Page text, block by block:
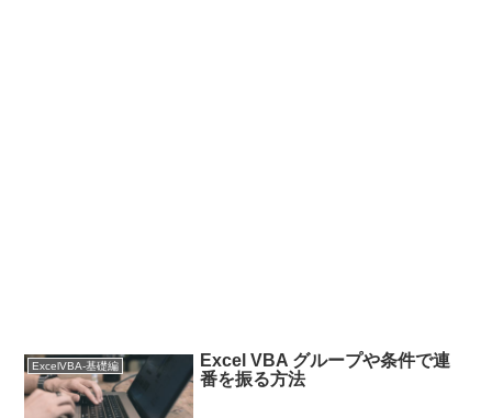
ExcelVBA-基礎編
Excel VBA グループや条件で連
番を振る方法